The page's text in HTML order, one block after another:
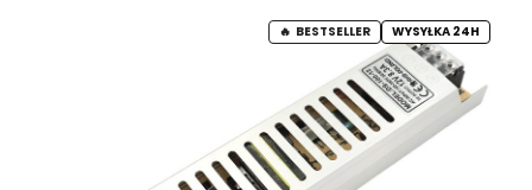
BESTSELLER WYSYŁKA 24H